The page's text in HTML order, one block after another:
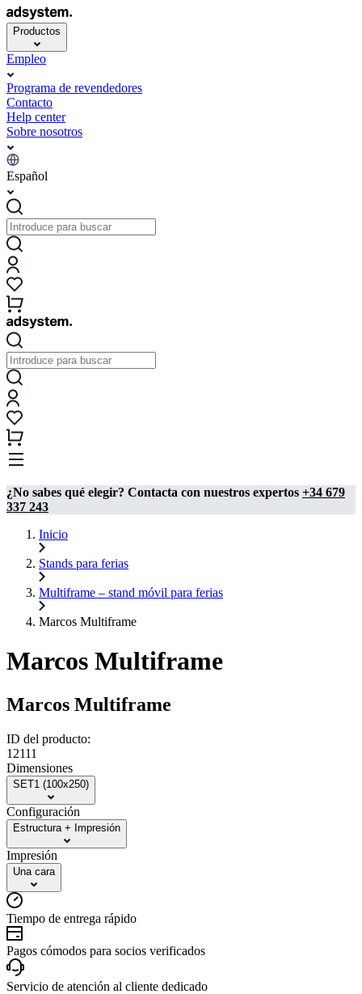
Productos
Empleo
Programa de revendedores
Contacto
Help center
Sobre nosotros
Español
¿No sabes qué elegir? Contacta con nuestros expertos +34 679
337 243
Inicio
Stands para ferias
Multiframe – stand móvil para ferias
Marcos Multiframe
Marcos Multiframe
Marcos Multiframe
ID del producto:
12111
Dimensiones
SET1 (100x250)
Configuración
Estructura + Impresión
Impresión
Una cara
Tiempo de entrega rápido
Pagos cómodos para socios verificados
Servicio de atención al cliente dedicado